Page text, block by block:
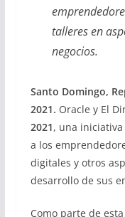
talleres en
negocios.
Santo Domingo,
2021. Oracle y El
2021, una
a los
digitales y otros
desarrollo de sus
Como parte de